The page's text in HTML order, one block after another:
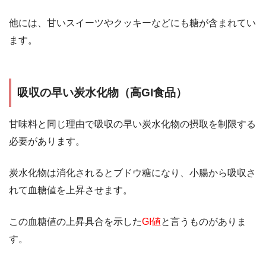
他には、甘いスイーツやクッキーなどにも糖が含まれてい
ます。
吸収の早い炭水化物（高GI食品）
甘味料と同じ理由で吸収の早い炭水化物の摂取を制限する
必要があります。
炭水化物は消化されるとブドウ糖になり、小腸から吸収さ
れて血糖値を上昇させます。
この血糖値の上昇具合を示したGI値と言うものがありま
す。